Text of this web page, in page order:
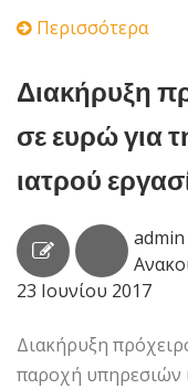
Περισσότερα
Διακήρυξη
σε ευρώ για
ιατρού
admin
23 Ιουνίου 2017
Διακήρυξη
παροχή υπηρεσιών